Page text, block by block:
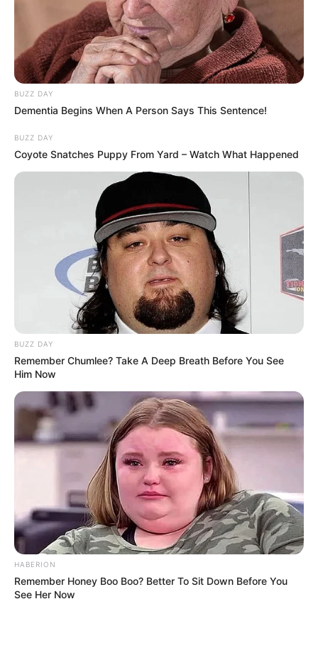
ΤΑΥΤΟΤΗΤΑ ΚΑΙ ΕΠΙΚΟΙΝΩΝΙΑ ΟΡΟΙ ΧΡΗΣΗΣ
BUZZ DAY
Dementia Begins When A Person Says This Sentence!
BUZZ DAY
Coyote Snatches Puppy From Yard – Watch What Happened
BUZZ DAY
Remember Chumlee? Take A Deep Breath Before You See
Him Now
HABERION
Remember Honey Boo Boo? Better To Sit Down Before You
See Her Now